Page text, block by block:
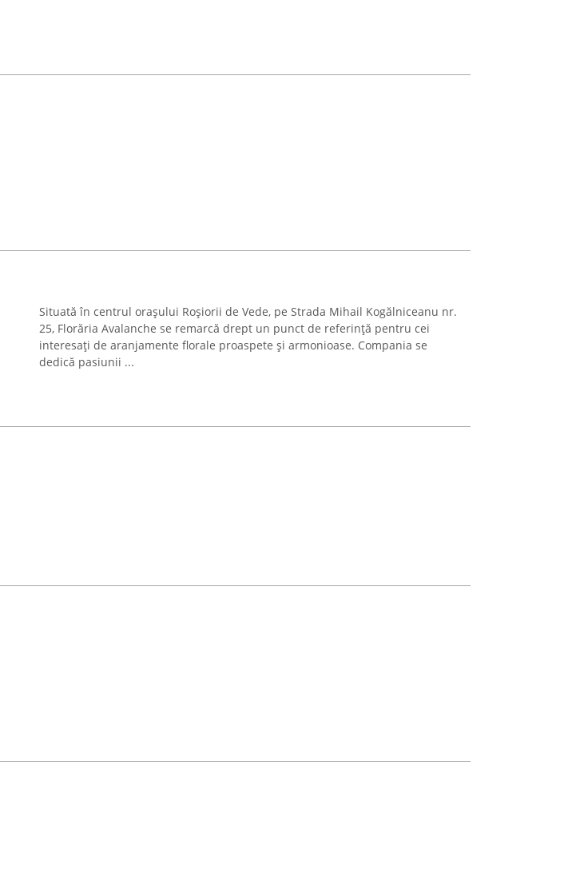
Situată în centrul orașului Roșiorii de Vede, pe Strada Mihail Kogălniceanu nr.
25, Florăria Avalanche se remarcă drept un punct de referință pentru cei
interesați de aranjamente florale proaspete și armonioase. Compania se
dedică pasiunii ...